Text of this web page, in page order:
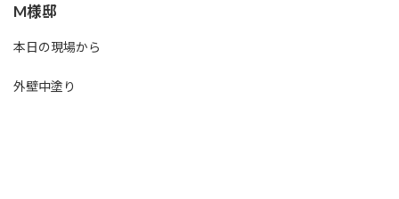
M様邸
本日の現場から
外壁中塗り